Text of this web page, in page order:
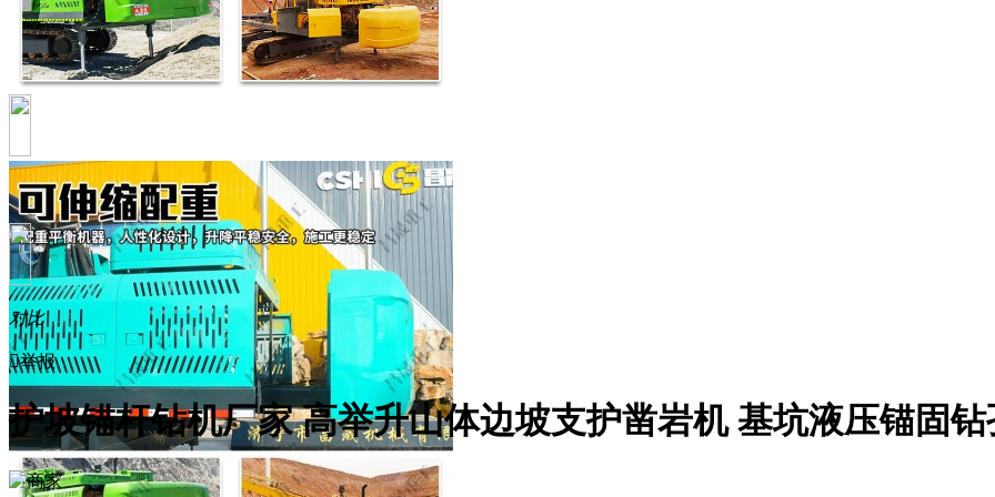
对比
举报
护坡锚杆钻机厂家 高举升山体边坡支护凿岩机 基坑液压锚固钻